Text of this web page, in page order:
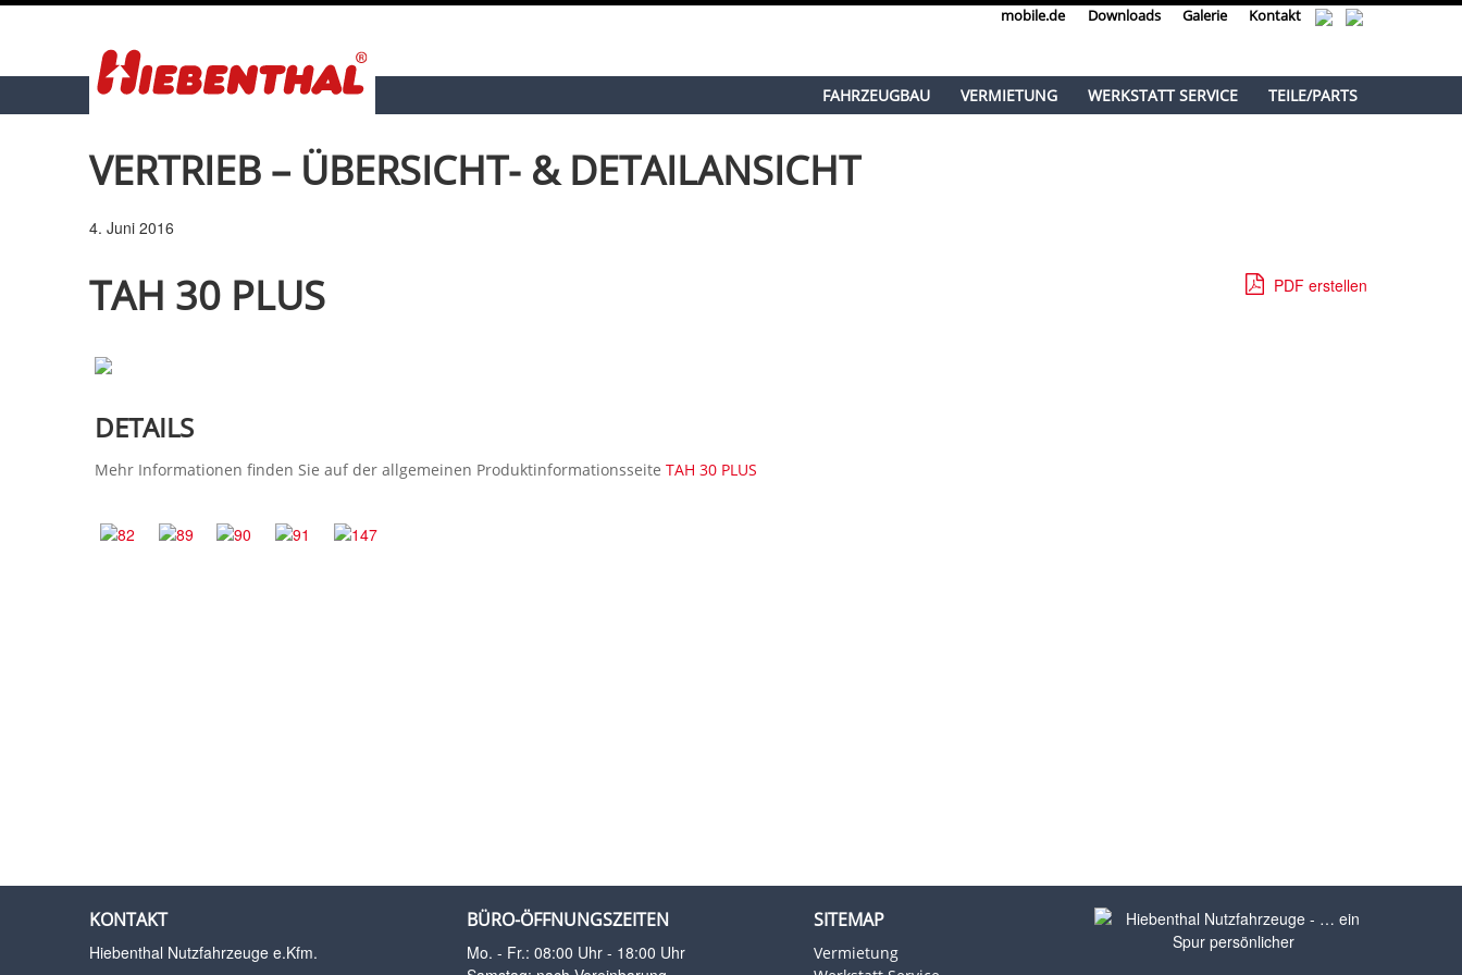
mobile.de Downloads Galerie Kontakt
TEILE/PARTS
WERKSTATT SERVICE
VERMIETUNG
FAHRZEUGBAU
VERTRIEB – ÜBERSICHT- & DETAILANSICHT
4. Juni 2016
PDF erstellen
TAH 30 PLUS
DETAILS
Mehr Informationen finden Sie auf der allgemeinen Produktinformationsseite TAH 30 PLUS
KONTAKT
Hiebenthal Nutzfahrzeuge e.Kfm.
BÜRO-ÖFFNUNGSZEITEN
Mo. - Fr.: 08:00 Uhr - 18:00 Uhr
SITEMAP
Vermietung